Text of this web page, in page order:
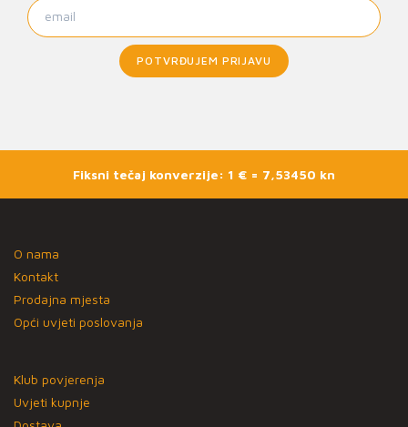
POTVRĐUJEM PRIJAVU
Fiksni tečaj konverzije: 1 € = 7,53450 kn
O nama
Kontakt
Prodajna mjesta
Opći uvjeti poslovanja
Klub povjerenja
Uvjeti kupnje